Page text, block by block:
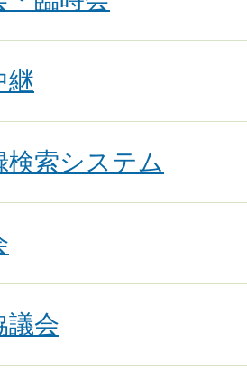
継
検索システム
議会